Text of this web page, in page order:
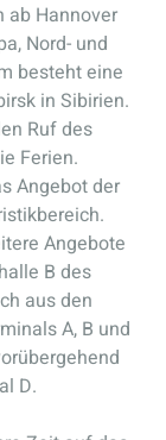
ab Hannover
Nord- und
besteht eine
in Sibirien.
Ruf des
Ferien.
Angebot der
Angebote
B des
aus den
A, B und
D.